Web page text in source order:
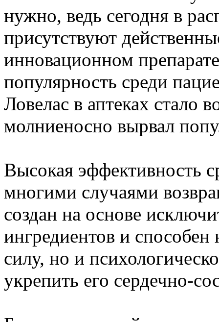
нужно, ведь сегодня в
присутствуют
инновационном
популярность среди
Ловелас в аптеках стало
молниеносно вырвал
Высокая эффективность
многими случаями
создан на основе
ингредиентов и
силу, но и
укрепить его сердечно-